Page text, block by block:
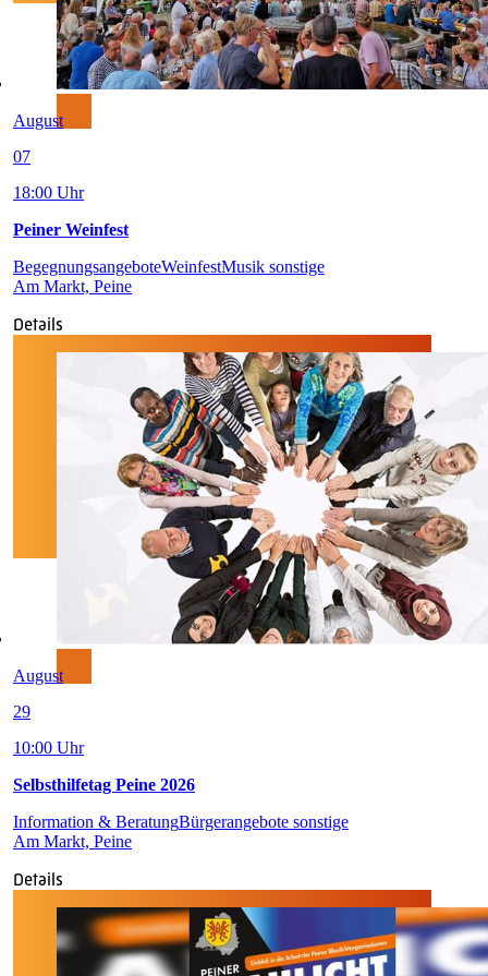
August
07
18:00 Uhr
Peiner Weinfest
BegegnungsangeboteWeinfestMusik sonstige
Am Markt, Peine
Details
August
29
10:00 Uhr
Selbsthilfetag Peine 2026
Information & BeratungBürgerangebote sonstige
Am Markt, Peine
Details